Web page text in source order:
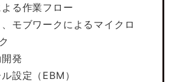
る作業フロー
モブワークによるマイクロ
発
設定（EBM）